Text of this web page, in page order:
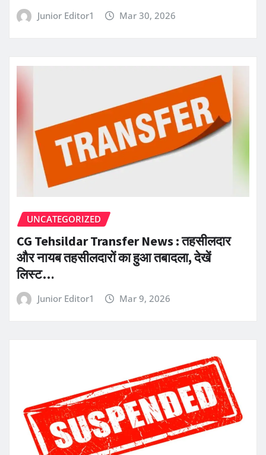
Junior Editor1 Mar 30, 2026
UNCATEGORIZED
CG Tehsildar Transfer News : तहसीलदार
और नायब तहसीलदारों का हुआ तबादला, देखें
लिस्ट…
Junior Editor1 Mar 9, 2026